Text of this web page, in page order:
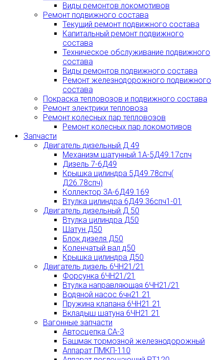
Виды ремонтов локомотивов
Ремонт подвижного состава
Текущий ремонт подвижного состава
Капитальный ремонт подвижного
состава
Техническое обслуживание подвижного
состава
Виды ремонтов подвижного состава
Ремонт железнодорожного подвижного
состава
Покраска тепловозов и подвижного состава
Ремонт электрики тепловоза
Ремонт колесных пар тепловозов
Ремонт колесных пар локомотивов
Запчасти
Двигатель дизельный Д 49
Механизм шатунный 1А-5Д49.17спч
Дизель 7-6Д49
Крышка цилиндра 5Д49.78спч(
Д26.78спч)
Коллектор 3А-6Д49.169
Втулка цилиндра 6Д49.36спч1-01
Двигатель дизельный Д 50
Втулка цилиндра Д50
Шатун Д50
Блок дизеля Д50
Коленчатый вал д50
Крышка цилиндра Д50
Двигатель дизель 6ЧН21/21
Форсунка 6ЧН21/21
Втулка направляющая 6ЧН21/21
Водяной насос 6чн21 21
Пружина клапана 6ЧН21 21
Вкладыш шатуна 6ЧН21 21
Вагонные запчасти
Автосцепка СА-3
Башмак тормозной железнодорожный
Аппарат ПМКП-110